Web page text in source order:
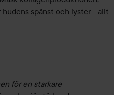
spänst och lyster - allt
för en starkare